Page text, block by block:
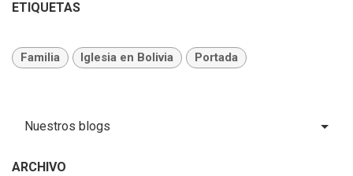
ETIQUETAS
Familia Iglesia en Bolivia Portada
Nuestros blogs
ARCHIVO